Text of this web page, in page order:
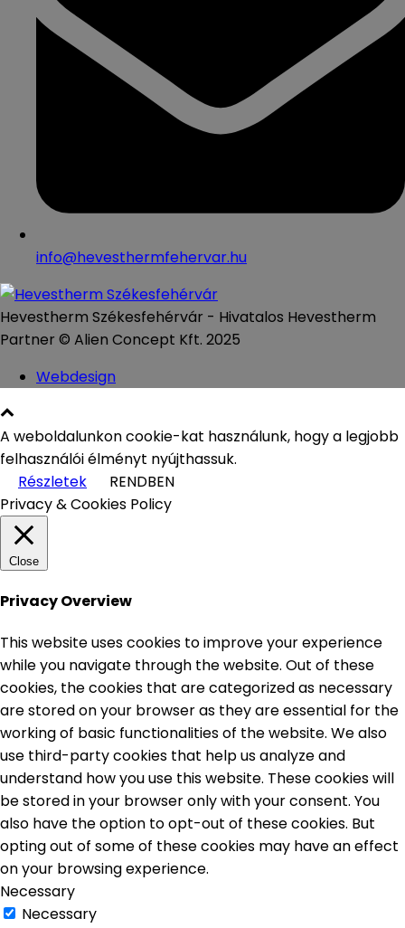
info@hevesthermfehervar.hu
Hevestherm Székesfehérvár - Hivatalos Hevestherm
Partner © Alien Concept Kft. 2025
Webdesign
A weboldalunkon cookie-kat használunk, hogy a legjobb
felhasználói élményt nyújthassuk.
Részletek
RENDBEN
Privacy & Cookies Policy
Close
Privacy Overview
This website uses cookies to improve your experience
while you navigate through the website. Out of these
cookies, the cookies that are categorized as necessary
are stored on your browser as they are essential for the
working of basic functionalities of the website. We also
use third-party cookies that help us analyze and
understand how you use this website. These cookies will
be stored in your browser only with your consent. You
also have the option to opt-out of these cookies. But
opting out of some of these cookies may have an effect
on your browsing experience.
Necessary
Necessary